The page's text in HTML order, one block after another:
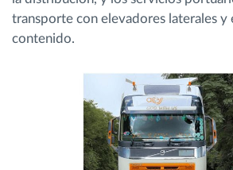
transporte con elevadores laterales y
contenido.